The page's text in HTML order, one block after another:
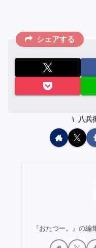
シェアする
八兵
『おたつー。』の編